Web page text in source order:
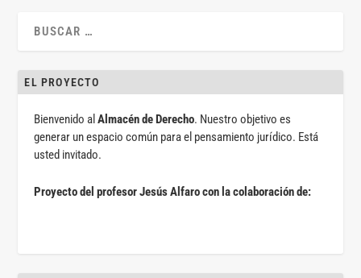
EL PROYECTO
Bienvenido alAlmacén de Derecho. Nuestro objetivo es
generar un espacio común para el pensamiento jurídico. Está
usted invitado.
Proyecto del profesor Jesús Alfaro con la colaboración de: